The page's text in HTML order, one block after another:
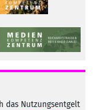
das Nutzungsentgelt